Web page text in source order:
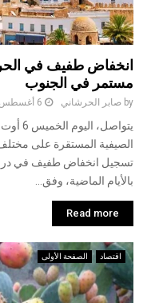
انخفاض طفيف في
مستمر في الجنوب
by صابر الحرشاني 6 أغسطس، 2026
الصيفية المستقرة على
تسجيل انخفاض طفيف في
بالأيام الماضية، وفق...
Read more
اقتصاد الصفحة الأولى